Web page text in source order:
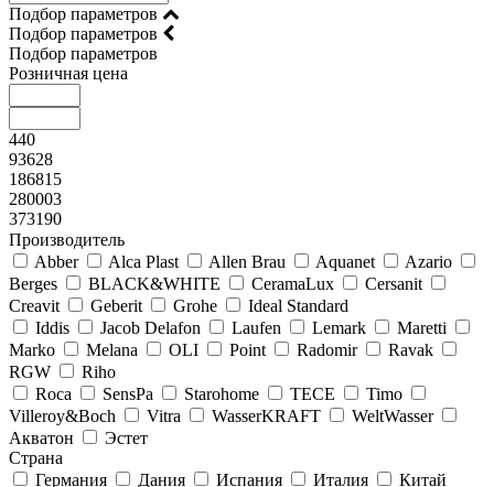
Подбор параметров
Подбор параметров
Подбор параметров
Розничная цена
440
93628
186815
280003
373190
Производитель
Abber
Alca Plast Allen Brau Aquanet
Azario
Berges
BLACK&WHITE CeramaLux
Cersanit
Creavit
Geberit Grohe
Ideal Standard
Iddis
Jacob Delafon Laufen Lemark
Maretti
Marko
Melana OLI Point Radomir
Ravak
RGW
Riho
Roca
SensPa Starohome TECE
Timo
Villeroy&Boсh
Vitra WasserKRAFT
WeltWasser
Акватон
Эстет
Страна
Германия
Дания Испания Италия
Китай